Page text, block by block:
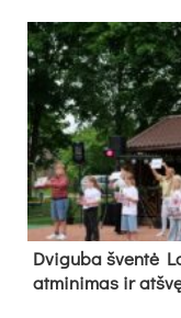
Dvi­gu­ba šven­tė
at­mi­ni­mas ir